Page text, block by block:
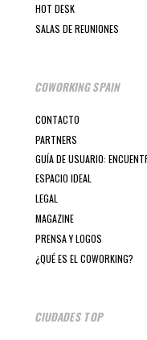
HOT DESK
SALAS DE REUNIONES
COWORKING SPAIN
CONTACTO
PARTNERS
GUÍA DE USUARIO:
ESPACIO IDEAL
LEGAL
MAGAZINE
PRENSA Y LOGOS
¿QUÉ ES EL COWORKING?
CIUDADES TOP